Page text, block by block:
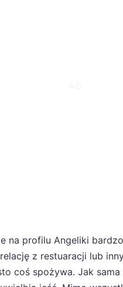
na profilu Angeliki
z restuaracji lub
coś spożywa. Jak